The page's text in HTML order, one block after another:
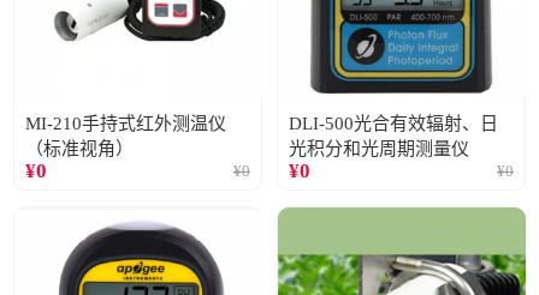
MI-210手持式红外测温仪
（标准视角）
¥0 ¥0
DLI-500光合有效辐射、日
光积分和光周期测量仪
¥0 ¥0